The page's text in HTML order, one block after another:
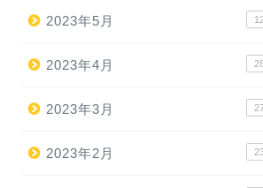
2023年5月
2023年4月
2023年3月
2023年2月